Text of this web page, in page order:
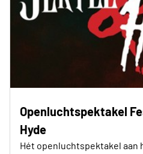
Openluchtspektakel
Hyde
Hét openluchtspektakel aan